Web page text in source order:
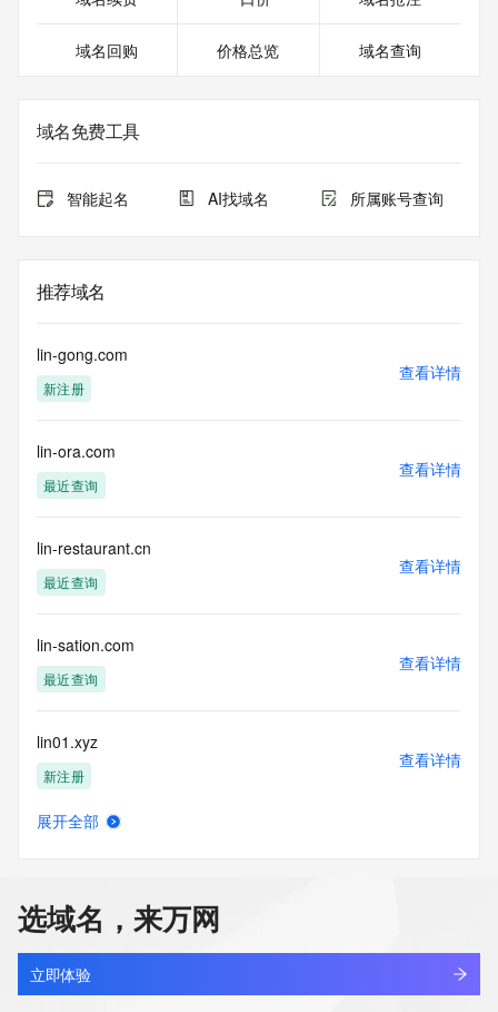
域名回购 价格总览 域名查询
域名免费工具
智能起名 AI找域名 所属账号查询
推荐域名
lin-gong.com
新注册
查看详情
lin-ora.com
最近查询
查看详情
lin-restaurant.cn
最近查询
查看详情
lin-sation.com
最近查询
查看详情
lin01.xyz
新注册
查看详情
lin2cy.com
新注册
查看详情
展开全部
选域名，来万网
立即体验